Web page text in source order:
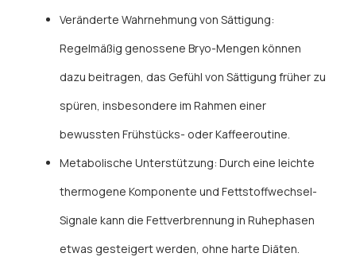
Veränderte Wahrnehmung von Sättigung:
Regelmäßig genossene Bryo-Mengen können
dazu beitragen, das Gefühl von Sättigung früher zu
spüren, insbesondere im Rahmen einer
bewussten Frühstücks- oder Kaffeeroutine.
Metabolische Unterstützung: Durch eine leichte
thermogene Komponente und Fettstoffwechsel-
Signale kann die Fettverbrennung in Ruhephasen
etwas gesteigert werden, ohne harte Diäten.